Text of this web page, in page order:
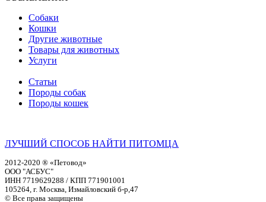
Собаки
Кошки
Другие животные
Товары для животных
Услуги
Статьи
Породы собак
Породы кошек
ЛУЧШИЙ СПОСОБ НАЙТИ ПИТОМЦА
2012-2020 ® «Петовод»
ООО "АСБУС"
ИНН 7719629288 / КПП 771901001
105264, г. Москва, Измайловский б-р,47
© Все права защищены